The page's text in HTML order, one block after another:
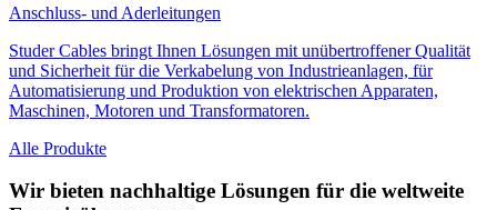
Anschluss- und Aderleitungen
Studer Cables bringt Ihnen Lösungen mit unübertroffener Qualität
und Sicherheit für die Verkabelung von Industrieanlagen, für
Automatisierung und Produktion von elektrischen Apparaten,
Maschinen, Motoren und Transformatoren.
Alle Produkte
Wir bieten nachhaltige Lösungen für die weltweite